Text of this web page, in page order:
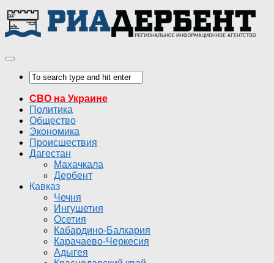
СВО на Украине
Политика
Общество
Экономика
Происшествия
Дагестан
Махачкала
Дербент
Кавказ
Чечня
Ингушетия
Осетия
Кабардино-Балкария
Карачаево-Черкесия
Адыгея